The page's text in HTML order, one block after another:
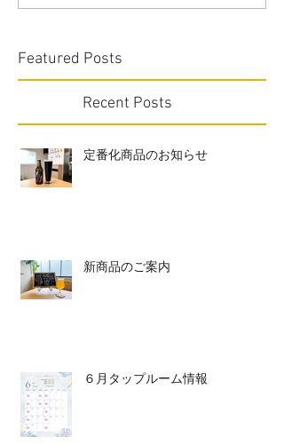
Featured Posts
Recent Posts
定番化商品のお知らせ
新商品のご案内
６月タップルーム情報